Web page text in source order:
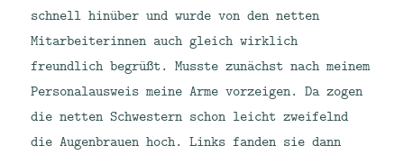
schnell hinüber und wurde von den netten
Mitarbeiterinnen auch gleich wirklich
freundlich begrüßt. Musste zunächst nach meinem
Personalausweis meine Arme vorzeigen. Da zogen
die netten Schwestern schon leicht zweifelnd
die Augenbrauen hoch. Links fanden sie dann